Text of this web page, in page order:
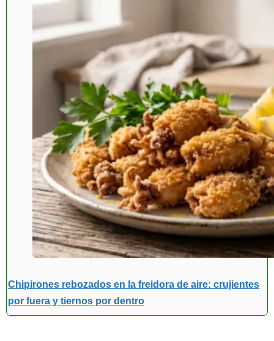
Chipirones rebozados en la freidora de aire: crujientes
por fuera y tiernos por dentro